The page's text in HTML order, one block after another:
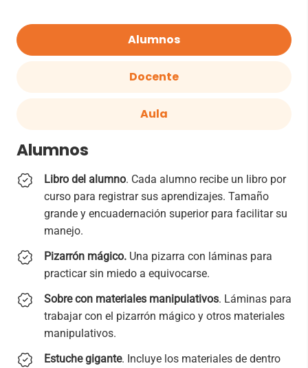
Alumnos
Docente
Aula
Alumnos
Libro del alumno. Cada alumno recibe un libro por
curso para registrar sus aprendizajes. Tamaño
grande y encuadernación superior para facilitar su
manejo.
Pizarrón mágico. Una pizarra con láminas para
practicar sin miedo a equivocarse.
Sobre con materiales manipulativos. Láminas para
trabajar con el pizarrón mágico y otros materiales
manipulativos.
Estuche gigante. Incluye los materiales de dentro